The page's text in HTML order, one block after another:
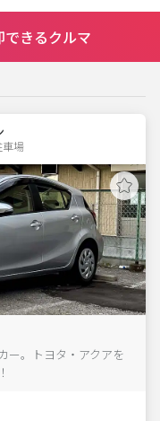
きるクルマ
車場
ー。トヨタ・アクアを